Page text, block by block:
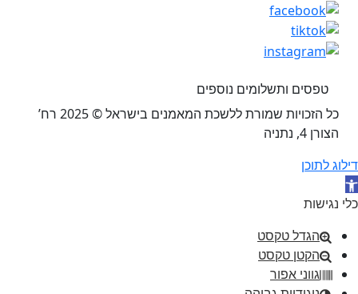
טפסים ותשלומים נוספים
כל הזכויות שמורת ללשכת המאמנים בישראל © 2025 רח’
הצורן 4, נתניה
דילוג לתוכן
פתח סרגל נגישות
כלי נגישות
הגדל טקסט
הקטן טקסט
גווני אפור